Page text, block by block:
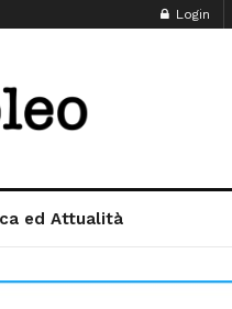
Login
ed Attualità